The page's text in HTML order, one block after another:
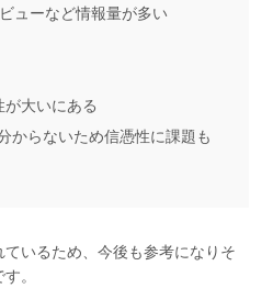
ューなど情報量が多い
が大いにある
からないため信憑性に課題も
いるため、今後も参考になりそ
。